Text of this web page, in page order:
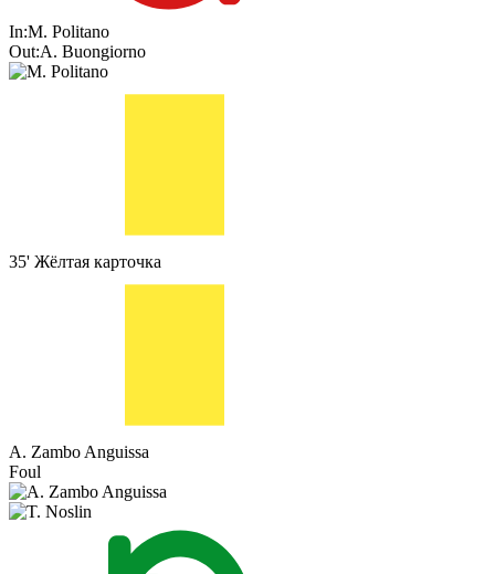
In:M. Politano
Out:A. Buongiorno
35' Жёлтая карточка
A. Zambo Anguissa
Foul